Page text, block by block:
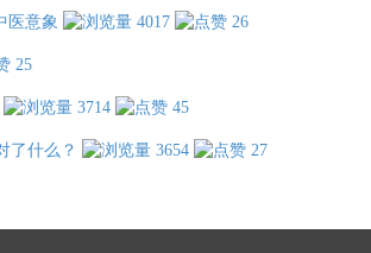
医意象 4017 26
25
3714 45
了什么？ 3654
27